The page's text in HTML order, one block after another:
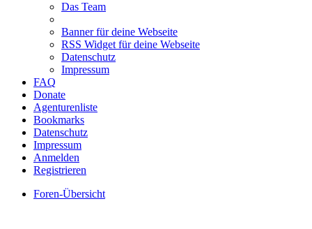
Das Team
Banner für deine Webseite
RSS Widget für deine Webseite
Datenschutz
Impressum
FAQ
Donate
Agenturenliste
Bookmarks
Datenschutz
Impressum
Anmelden
Registrieren
Foren-Übersicht